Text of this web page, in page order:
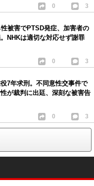
0 3
被害でPTSD発症、加害者の
NHKは適切な対応せず謝罪
0 3
7年求刑。不同意性交事件で
が裁判に出廷、深刻な被害告
0 3